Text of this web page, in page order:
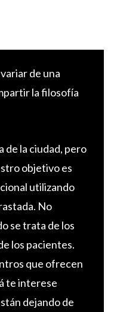
de una
la filosofía
de la ciudad, pero
objetivo es
utilizando
No
se trata de los
los pacientes.
que ofrecen
te interese
dejando de